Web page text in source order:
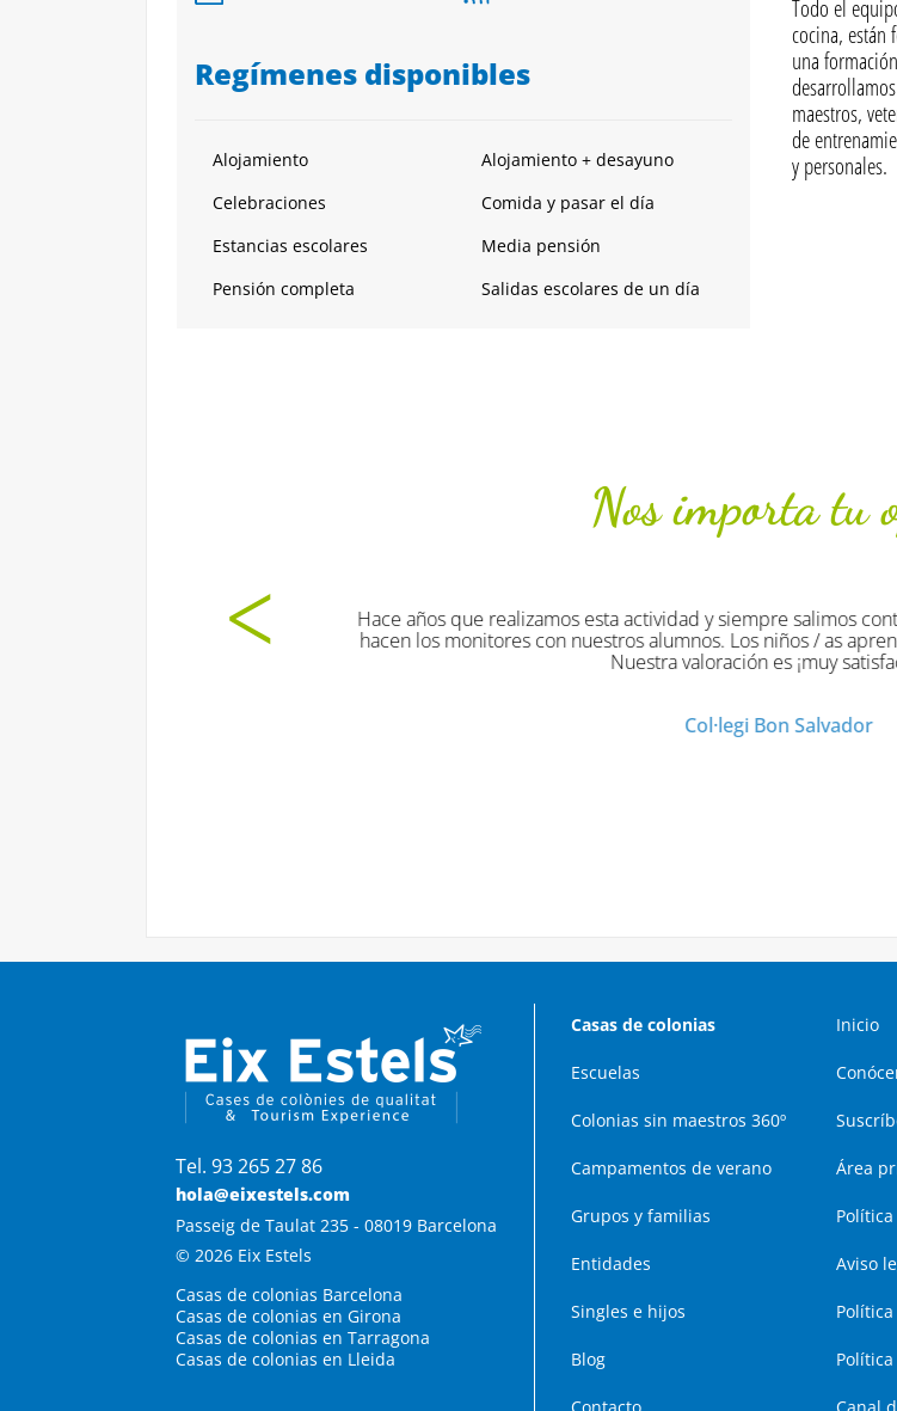
Regímenes disponibles
Alojamiento
Alojamiento + desayuno
Celebraciones
Comida y pasar el día
Estancias escolares
Media pensión
Pensión completa
Salidas escolares de un día
Todo el
cocina, están
una
maestros,
de
y personales.
Nos importa tu
Las dinámicas han sido originales divertidas y muy
Col·legi Virgen de la
Tel. 93 265 27 86
hola@eixestels.com
Passeig de Taulat 235 - 08019 Barcelona
© 2026 Eix Estels
Casas de colonias Barcelona
Casas de colonias en Girona
Casas de colonias en Tarragona
Casas de colonias en Lleida
Casas de colonias Inicio
Escuelas
Colonias sin maestros 360º
Campamentos de verano Área
Grupos y familias
Entidades Aviso
Singles e hijos
Blog